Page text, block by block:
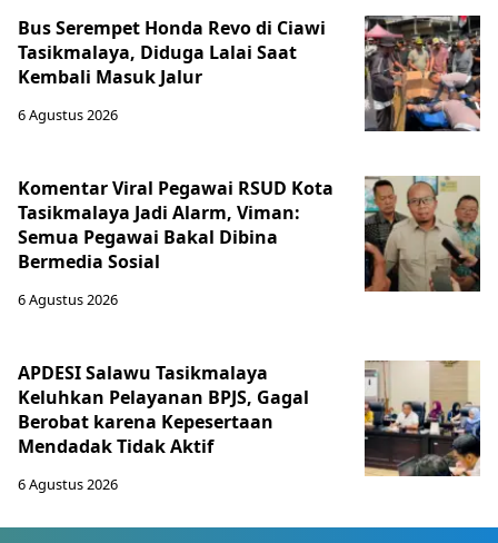
Bus Serempet Honda Revo di Ciawi
Tasikmalaya, Diduga Lalai Saat
Kembali Masuk Jalur
6 Agustus 2026
Komentar Viral Pegawai RSUD Kota
Tasikmalaya Jadi Alarm, Viman:
Semua Pegawai Bakal Dibina
Bermedia Sosial
6 Agustus 2026
APDESI Salawu Tasikmalaya
Keluhkan Pelayanan BPJS, Gagal
Berobat karena Kepesertaan
Mendadak Tidak Aktif
6 Agustus 2026